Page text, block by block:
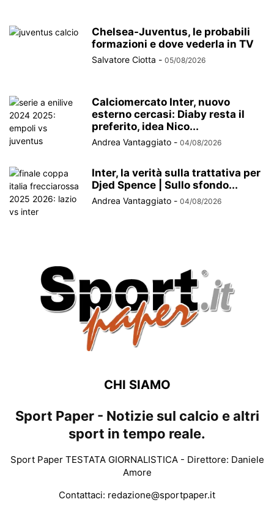
Chelsea-Juventus, le probabili
formazioni e dove vederla in TV
Salvatore Ciotta - 05/08/2026
Calciomercato Inter, nuovo
esterno cercasi: Diaby resta il
preferito, idea Nico...
Andrea Vantaggiato - 04/08/2026
Inter, la verità sulla trattativa per
Djed Spence | Sullo sfondo...
Andrea Vantaggiato - 04/08/2026
CHI SIAMO
Sport Paper - Notizie sul calcio e altri
sport in tempo reale.
Sport Paper TESTATA GIORNALISTICA - Direttore: Daniele
Amore
Contattaci: redazione@sportpaper.it